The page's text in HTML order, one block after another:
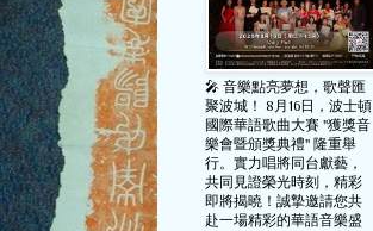
🎤 音樂點亮夢想，歌聲匯
聚波城！ 8月16日，波士頓
國際華語歌曲大賽 "獲獎音
樂會暨頒獎典禮" 隆重舉
行。實力唱將同台獻藝，
共同見證榮光時刻，精彩
即將揭曉！誠摯邀請您共
赴一場精彩的華語音樂盛